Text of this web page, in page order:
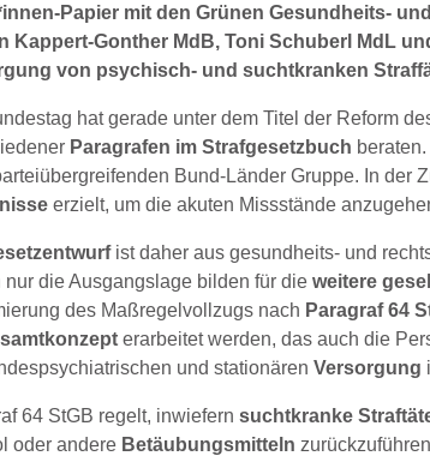
Papier mit den Grünen Gesundheits-
Kappert-Gonther MdB, Toni Schuberl MdL
von psychisch- und suchtkranken
hat gerade unter dem Titel der Reform
Paragrafen im Strafgesetzbuch
Bund-Länder Gruppe. In der
erzielt, um die akuten Missstände
ist daher aus gesundheits- und
nur die Ausgangslage bilden für dieweitere
des Maßregelvollzugs nach Paragraf 64
erarbeitet werden, das auch die
und stationärenVersorgung
64 StGB regelt, inwiefernsuchtkranke
oder andere Betäubungsmitteln